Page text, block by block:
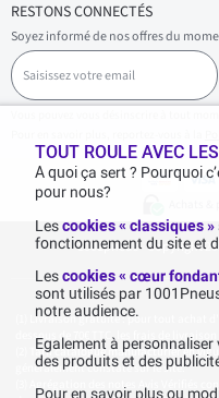
RESTONS CONNECTÉS
Soyez informé de nos offres du
S
a
i
s
1001pneus - Copyright
Livraison gratuite : pour tout achat
dessous de 70€ TTC, les frais de livraison
Tarif catalogue manufacturier en
généralement constaté sur le site.
Agrégation des notes Avis Vérifiés
TOUT ROULE AVEC
A quoi ça sert ? Pourquoi
pour nous?
Lescookies « classiques »
fonctionnement du site et
Lescookies « cœur
sont utilisés par
notre audience.
Egalement à
des produits et des
Pour en savoir plus ou